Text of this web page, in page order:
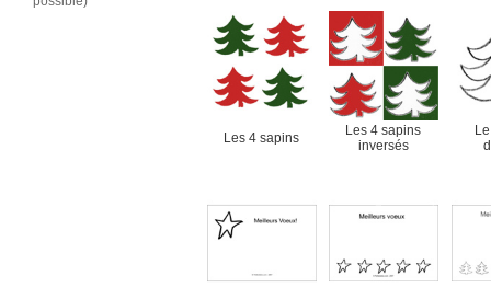
Les 4 sapins
Les 4 sapins
inversés